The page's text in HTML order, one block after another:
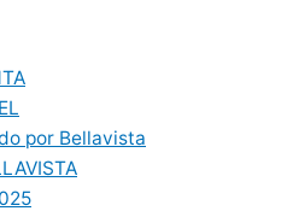
por Bellavista